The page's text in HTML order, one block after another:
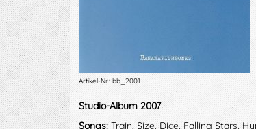
Artikel-Nr.: bb_2001
Studio-Album 2007
Songs: Train, Size, Dice, Falling Stars,